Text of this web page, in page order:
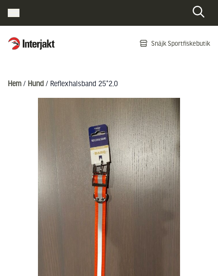
Interjakt SE Snäjk Sportfiskebutik
Hem / Hund / Reflexhalsband 25*2,0